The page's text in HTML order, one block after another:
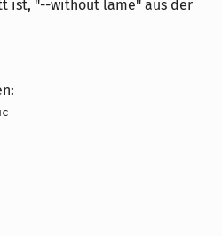
ist, "--without lame" aus der